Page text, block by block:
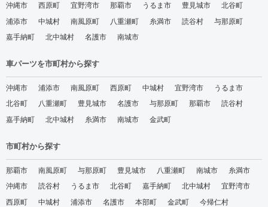
沖縄市 西原町 宜野湾市 那覇市 うるま市 豊見城市
北谷町
浦添市
中城村 南風原町 八重瀬町 糸満市 読谷村
与那原町
嘉手納町
北中城村 名護市 南城市
車パーツを市町村から探す
沖縄市 浦添市 南風原町 西原町 中城村 宜野湾市
うるま市
北谷町
八重瀬町 豊見城市 名護市 与那原町 那覇市
読谷村
嘉手納町
北中城村 糸満市 南城市 金武町
市町村から探す
那覇市 南風原町 与那原町 豊見城市 八重瀬町 南城市
糸満市
沖縄市
読谷村 うるま市 北谷町 嘉手納町 北中城村
宜野湾市
西原町
中城村 浦添市 名護市 本部町 金武町
今帰仁村